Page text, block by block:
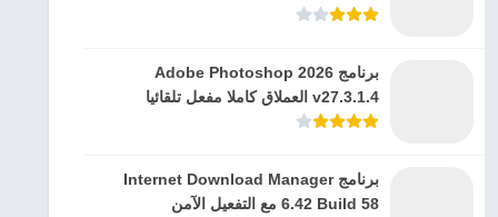
برنامج Adobe Photoshop 2026
v27.3.1.4 العملاق كاملا مفعل تلقائيا
برنامج Internet Download Manager
6.42 Build 58 مع التفعيل الآمن